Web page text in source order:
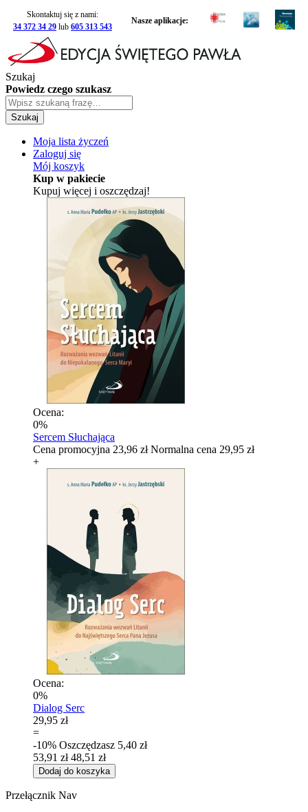
Skontaktuj się z nami:
34 372 34 29 lub 605 313 543
Nasze aplikacje:
Szukaj
Powiedz czego szukasz
Szukaj
Moja lista życzeń
Zaloguj się
Mój koszyk
Kup w pakiecie
Kupuj więcej i oszczędzaj!
Ocena:
0%
Sercem Słuchająca
Cena promocyjna 23,96 zł Normalna cena 29,95 zł
+
Ocena:
0%
Dialog Serc
29,95 zł
=
-10% Oszczędzasz 5,40 zł
53,91 zł 48,51 zł
Dodaj do koszyka
Przełącznik Nav